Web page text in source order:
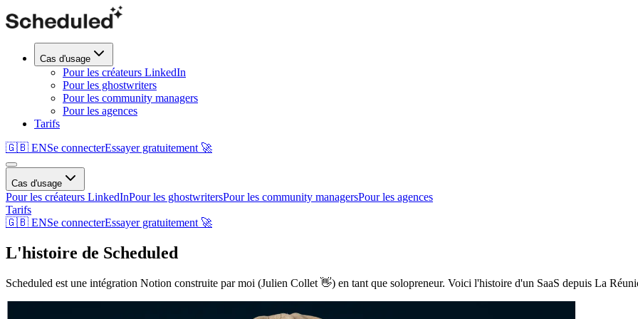
Cas d'usage
Pour les créateurs LinkedIn
Pour les ghostwriters
Pour les community managers
Pour les agences
Tarifs
🇬🇧 ENSe connecterEssayer gratuitement 🚀
Cas d'usage
Pour les créateurs LinkedInPour les ghostwritersPour les community managersPour les agences
Tarifs
🇬🇧 ENSe connecterEssayer gratuitement 🚀
L'histoire de Scheduled
Scheduled est une intégration Notion construite par moi (Julien Collet 👋) en tant que solopreneur. Voici l'histoire d'un SaaS depuis La